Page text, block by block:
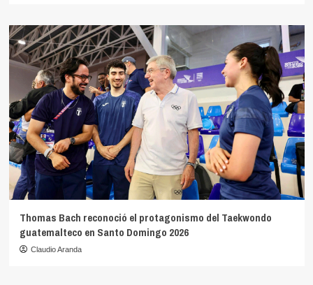
Thomas Bach reconoció el protagonismo del Taekwondo
guatemalteco en Santo Domingo 2026
Claudio Aranda